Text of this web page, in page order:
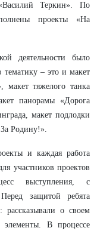
Теркин». По
проекты «На
деятельности было
– это и макет
макет тяжелого танка
панорамы «Дорога
макет подлодки
Родину!».
и каждая работа
участников проектов
выступления, с
защитой ребята
рассказывали о своем
элементы. В процессе